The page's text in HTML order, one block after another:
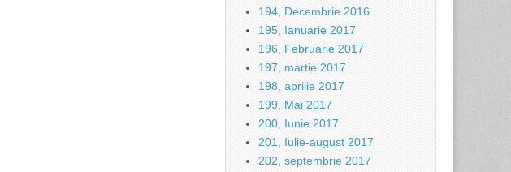
194, Decembrie 2016
195, Ianuarie 2017
196, Februarie 2017
197, martie 2017
198, aprilie 2017
199, Mai 2017
200, Iunie 2017
201, Iulie-august 2017
202, septembrie 2017